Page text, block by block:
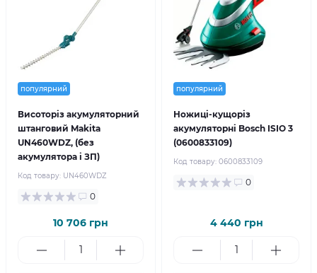
популярний
Висоторіз акумуляторний
штанговий Makita
UN460WDZ, (без
акумулятора і ЗП)
Код товару: UN460WDZ
0
10 706 грн
популярний
Ножиці-кущоріз
акумуляторні Bosch ISIO 3
(0600833109)
Код товару: 0600833109
0
4 440 грн